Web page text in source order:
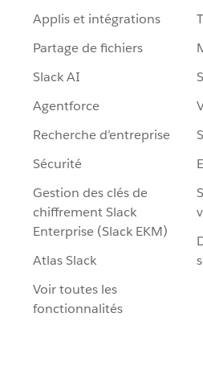
Applis et intégrations
Partage de fichiers
Slack AI
Agentforce
Recherche d’entreprise
Sécurité
Gestion des clés de
chiffrement Slack
Enterprise (Slack EKM)
Atlas Slack
Voir toutes les
fonctionnalités